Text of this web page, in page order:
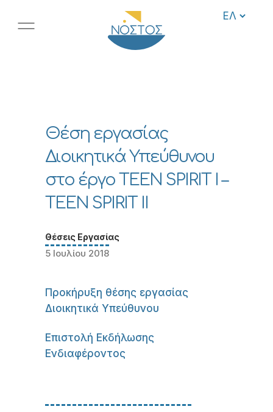
Θέση εργασίας
Διοικητικά Υπεύθυνου
στο έργο TEEN SPIRIT I –
TEEN SPIRIT II
Θέσεις Εργασίας
5 Ιουλίου 2018
Προκήρυξη θέσης εργασίας
Διοικητικά Υπεύθυνου
Επιστολή Εκδήλωσης
Ενδιαφέροντος